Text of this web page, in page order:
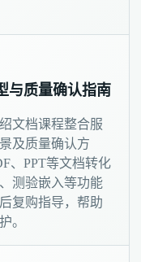
与质量确认指南
文档课程整合服
及质量确认方
、PPT等文档转化
测验嵌入等功能
复购指导，帮助
。